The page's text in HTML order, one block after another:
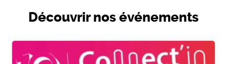
Découvrir nos événements